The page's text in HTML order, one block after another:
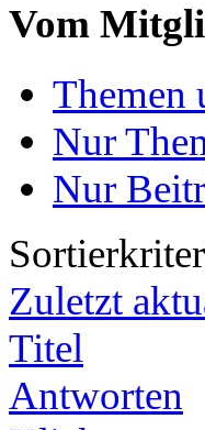
Vom
Themen
Nur
Nur
Zuletzt
Titel
Antworten